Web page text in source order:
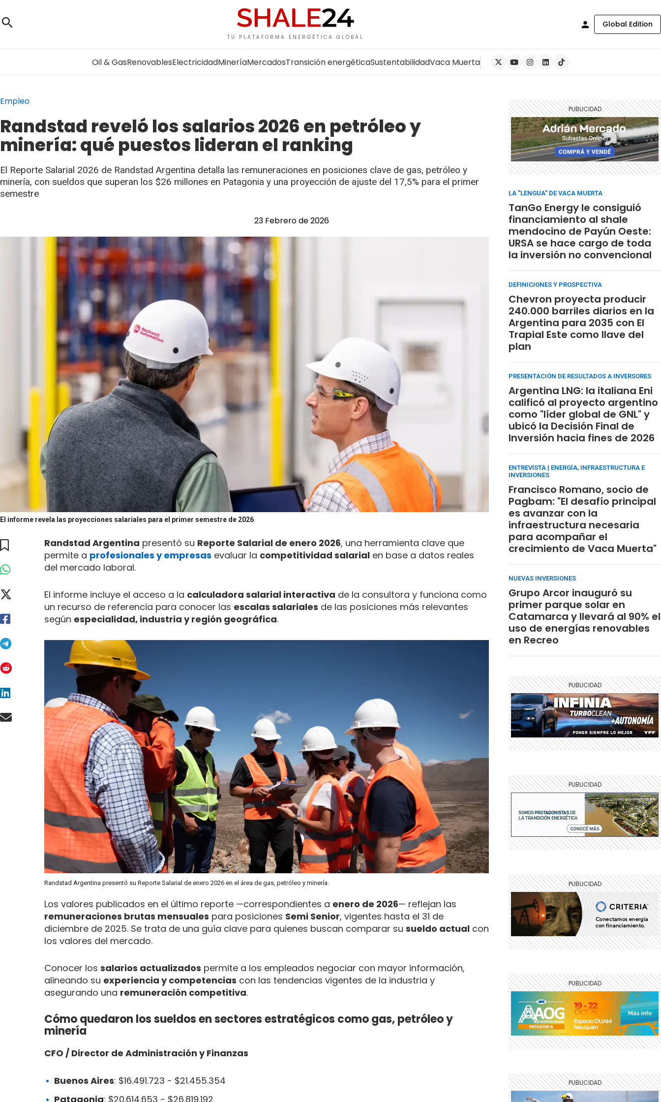
TU PLATAFORMA ENERGÉTICA GLOBAL
Global Edition
Oil & GasRenovablesElectricidadMineríaMercadosTransición energéticaSustentabilidadVaca Muerta
Empleo
Randstad reveló los salarios 2026 en petróleo y
minería: qué puestos lideran el ranking
El Reporte Salarial 2026 de Randstad Argentina detalla las remuneraciones en posiciones clave de gas, petróleo y
minería, con sueldos que superan los $26 millones en Patagonia y una proyección de ajuste del 17,5% para el primer
semestre
23 Febrero de 2026
El informe revela las proyecciones salariales para el primer semestre de 2026
Randstad Argentina presentó su Reporte Salarial de enero 2026, una herramienta clave que
permite a profesionales y empresas evaluar la competitividad salarial en base a datos reales
del mercado laboral.
El informe incluye el acceso a la calculadora salarial interactiva de la consultora y funciona como
un recurso de referencia para conocer las escalas salariales de las posiciones más relevantes
según especialidad, industria y región geográfica.
Randstad Argentina presentó su Reporte Salarial de enero 2026 en el área de gas, petróleo y minería.
Los valores publicados en el último reporte —correspondientes a enero de 2026— reflejan las
remuneraciones brutas mensuales para posiciones Semi Senior, vigentes hasta el 31 de
diciembre de 2025. Se trata de una guía clave para quienes buscan comparar su sueldo actual con
los valores del mercado.
Conocer los salarios actualizados permite a los empleados negociar con mayor información,
alineando su experiencia y competencias con las tendencias vigentes de la industria y
asegurando una remuneración competitiva.
Cómo quedaron los sueldos en sectores estratégicos como gas, petróleo y
minería
CFO / Director de Administración y Finanzas
Buenos Aires: $16.491.723 - $21.455.354
Patagonia: $20.614.653 - $26.819.192
LA "LENGUA" DE VACA MUERTA
TanGo Energy le consiguió
financiamiento al shale
mendocino de Payún Oeste:
URSA se hace cargo de toda
la inversión no convencional
DEFINICIONES Y PROSPECTIVA
Chevron proyecta producir
240.000 barriles diarios en la
Argentina para 2035 con El
Trapial Este como llave del
plan
PRESENTACIÓN DE RESULTADOS A INVERSORES
Argentina LNG: la italiana Eni
calificó al proyecto argentino
como "líder global de GNL" y
ubicó la Decisión Final de
Inversión hacia fines de 2026
ENTREVISTA | ENERGÍA, INFRAESTRUCTURA E
INVERSIONES
Francisco Romano, socio de
Pagbam: "El desafío principal
es avanzar con la
infraestructura necesaria
para acompañar el
crecimiento de Vaca Muerta"
NUEVAS INVERSIONES
Grupo Arcor inauguró su
primer parque solar en
Catamarca y llevará al 90% el
uso de energías renovables
en Recreo